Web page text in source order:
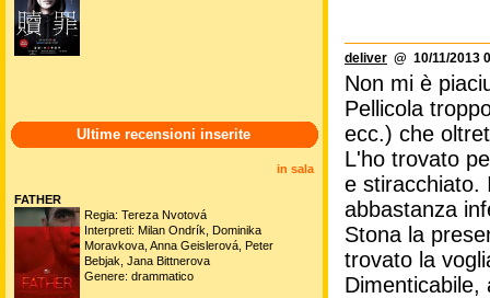
deliver @ 10/11/2013
Non mi è
Pellicola
ecc.) che
L'ho trovato
e stiracchiato.
abbastanza
Stona la
trovato la
Dimenticabile,
Ultime recensioni inserite
in sala
FATHER
Regia: Tereza Nvotová
Interpreti: Milan Ondrík, Dominika
Moravkova, Anna Geislerová, Peter
Bebjak, Jana Bittnerova
Genere: drammatico